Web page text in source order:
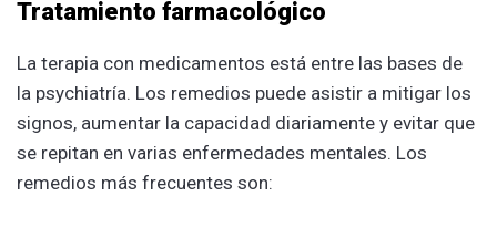
Tratamiento farmacológico
La terapia con medicamentos está entre las bases de
la psychiatría. Los remedios puede asistir a mitigar los
signos, aumentar la capacidad diariamente y evitar que
se repitan en varias enfermedades mentales. Los
remedios más frecuentes son: